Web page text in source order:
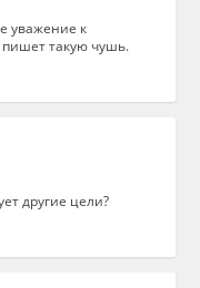
уважение к
пишет такую чушь.
другие цели?